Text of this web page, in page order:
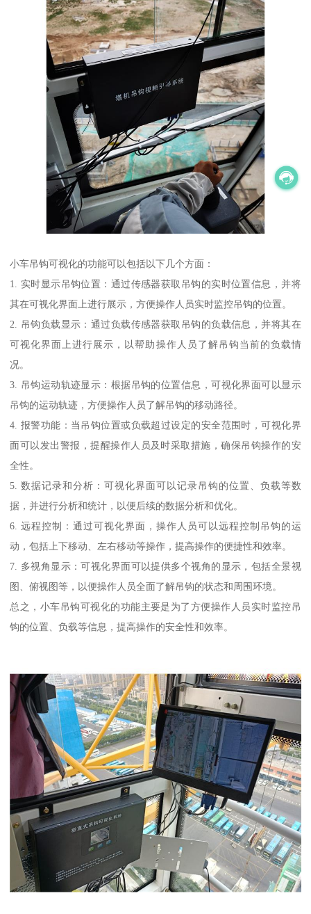
小车吊钩可视化的功能可以包括以下几个方面：
1. 实时显示吊钩位置：通过传感器获取吊钩的实时位置信息，并将
其在可视化界面上进行展示，方便操作人员实时监控吊钩的位置。
2. 吊钩负载显示：通过负载传感器获取吊钩的负载信息，并将其在
可视化界面上进行展示，以帮助操作人员了解吊钩当前的负载情
况。
3. 吊钩运动轨迹显示：根据吊钩的位置信息，可视化界面可以显示
吊钩的运动轨迹，方便操作人员了解吊钩的移动路径。
4. 报警功能：当吊钩位置或负载超过设定的安全范围时，可视化界
面可以发出警报，提醒操作人员及时采取措施，确保吊钩操作的安
全性。
5. 数据记录和分析：可视化界面可以记录吊钩的位置、负载等数
据，并进行分析和统计，以便后续的数据分析和优化。
6. 远程控制：通过可视化界面，操作人员可以远程控制吊钩的运
动，包括上下移动、左右移动等操作，提高操作的便捷性和效率。
7. 多视角显示：可视化界面可以提供多个视角的显示，包括全景视
图、俯视图等，以便操作人员全面了解吊钩的状态和周围环境。
总之，小车吊钩可视化的功能主要是为了方便操作人员实时监控吊
钩的位置、负载等信息，提高操作的安全性和效率。